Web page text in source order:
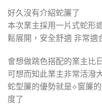
好久沒有介紹蛇簾了
本次業主採用一片式蛇形
鬆展開，安全舒適 非常適
會想做跳色搭配的業主比
可想而知此業主非常活潑
蛇型簾的優勢就是⟡窗簾
度了